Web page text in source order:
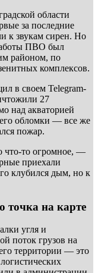
области
за последние
к звукам сирен. Но
ПВО был
районом, по
комплексов.
в своем Telegram-
27
над акваторией
обломки — все же
пожар.
что-то огромное, —
приехали
клубился дым, но к
точка на карте
угля и
поток грузов на
территории — это